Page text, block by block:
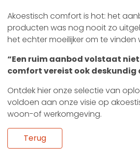
Akoestisch comfort is hot: het
producten was nog nooit zo
het echter moeilijker om te vinden
“Een ruim aanbod volstaat
comfort vereist ook deskundig
Ontdek hier onze selectie van
voldoen aan onze visie op
woon-of werkomgeving.
Terug